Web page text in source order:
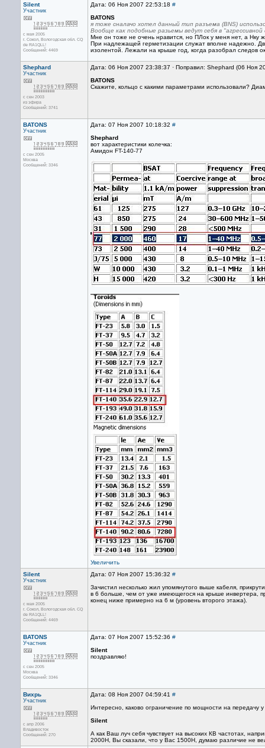
Silent
Участник
с мая 2005
г. Сокол, Вологодская обл. CQ
de RA1QLL!
Сообщений: 4469
Дата: 06 Ноя 2007 22:53:18 #
BATONS
я тоже сналачо хотел данный тип разъема (BNS)
Вообще как подобные разьемы ведут себя в
Мне он тоже не очень нравится, но ПЛок у меня нет, а Нку
При надлежащей герметизации служат вполне надежно.
изолентой. Лежали на крыше год, когда разобрал следов
Shephard
Участник
с сен 2003
из эфира
Сообщений: 3741
Дата: 06 Ноя 2007 23:38:37 · Поправил: Shephard (06 Ноя
BATONS
Скажите, кольцо с какими параметрами использовали?
BATONS
Участник
с сен 2005
Москва
Сообщений: 3346
Дата: 07 Ноя 2007 10:18:32 #
Shephard
вот характеристики колечка:
Амидон FT-140-77
Увеличить
Silent
Участник
с мая 2005
г. Сокол, Вологодская обл. CQ
de RA1QLL!
Сообщений: 4469
Дата: 07 Ноя 2007 15:36:32 #
Зачистил несколько жил упомянутого выше кабеля,
в 6 больше, чем от уже имеющегося на крыше инвертера,
конец ниже примерно на 6 м (уровень второго этажа).
BATONS
Участник
с сен 2005
Москва
Сообщений: 3346
Дата: 07 Ноя 2007 15:52:36 #
Silent
поздравляю!
Вихрь
Участник
с апр 2006
Владивосток
Сообщений: 270
Дата: 08 Ноя 2007 04:59:41 #
Интересно, каково ограничение по мощности на передачу у
Silent
А как Ваш луч себя чувствует на высоких КВ частотах,
2000H, Вы сказали, что у Вас 1500H, думаю различие не